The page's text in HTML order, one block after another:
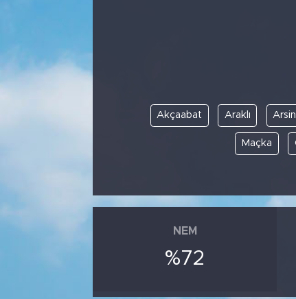
Akçaabat Araklı Arsin
Maçka
NEM
%72
Teknoloji